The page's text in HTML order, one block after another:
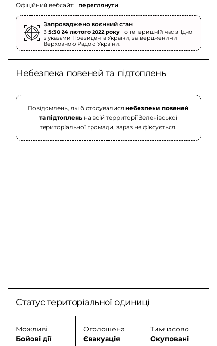
Офіційний вебсайт: переглянути
Запроваджено воєнний стан
З 5:30 24 лютого 2022 року по теперишній час згідно
з указами Президента України, затвердженими
Верховною Радою України.
Небезпека повеней та підтоплень
Повідомлень, які б стосувалисянебезпеки повеней
та підтоплень на всій территорії Зеленівської
територіальної громади, зараз не фіксується.
Статус територіальної одиниці
Можливі
Бойові дії
Оголошена
Євакуація
Тимчасово
Окуповані